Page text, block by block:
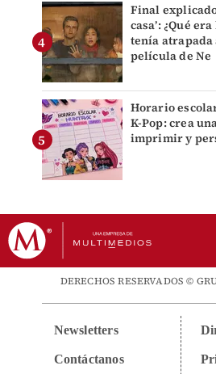
Final
casa’: ¿Qué
tenía
película de Ne
Horario
K-Pop: crea
imprimir y
DERECHOS RESERVADOS ©
Newsletters
Contáctanos